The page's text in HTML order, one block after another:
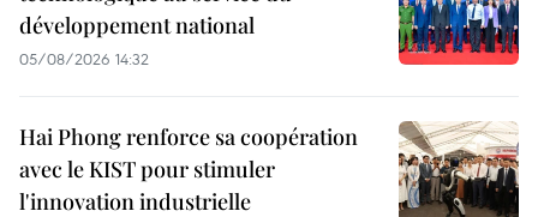
développement national
05/08/2026 14:32
Hai Phong renforce sa coopération
avec le KIST pour stimuler
l'innovation industrielle